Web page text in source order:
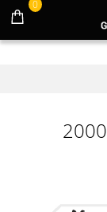
0
ערכת תאורה נטענת על גלגלים 2000